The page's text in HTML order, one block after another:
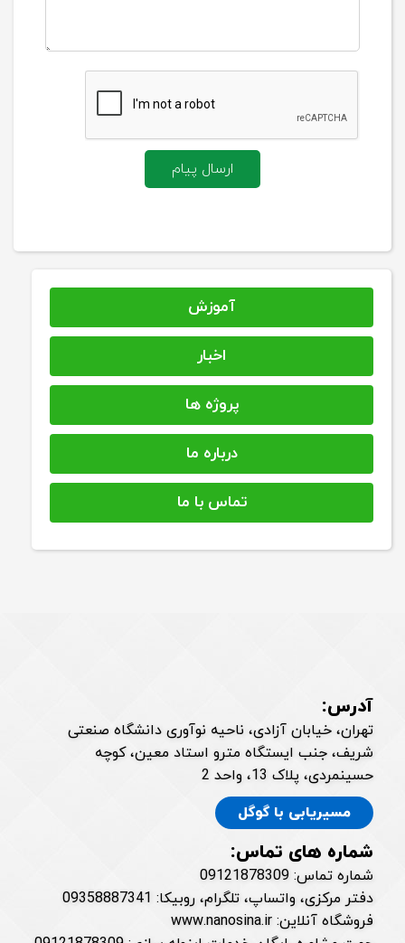
ارسال پیام
آموزش
اخبار
پروژه ها
درباره ما
تماس با ما
آدرس:
تهران، خیابان آزادی، ناحیه نوآوری دانشگاه صنعتی
شریف، جنب ایستگاه مترو استاد معین، کوچه
حسینمردی، پلاک 13، واحد 2
مسیریابی با گوگل
شماره های تماس:
شماره تماس: 09121878309
دفتر مرکزی، واتساپ، تلگرام، روبیکا: 09358887341
فروشگاه آنلاین: www.nanosina.ir